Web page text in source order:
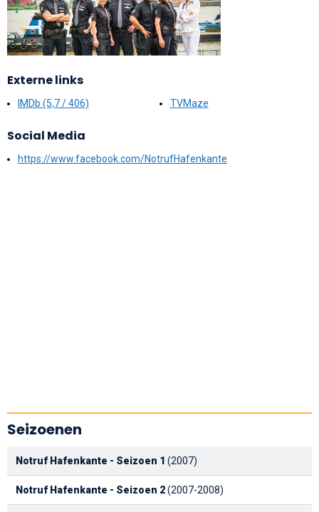
Externe links
IMDb (5,7 / 406) TVMaze
Social Media
https://www.facebook.com/NotrufHafenkante
Seizoenen
Notruf Hafenkante - Seizoen 1 (2007)
Notruf Hafenkante - Seizoen 2(2007-2008)